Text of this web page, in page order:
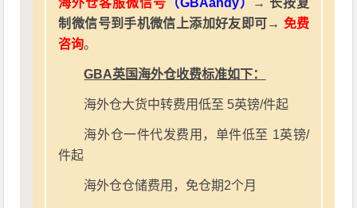
海外仓客服微信号 （GBAandy）
→ 长按复
制微信号到手机微信上添加好友即可→ 免费
咨询。
GBA英国海外仓收费标准如下：
海外仓大货中转费用低至 5英镑/件起
海外仓一件代发费用，单件低至 1英镑/
件起
海外仓仓储费用，免仓期2个月